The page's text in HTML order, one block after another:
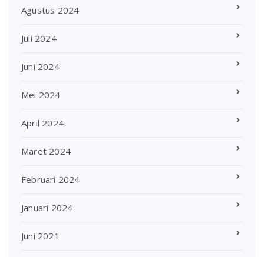
Agustus 2024
Juli 2024
Juni 2024
Mei 2024
April 2024
Maret 2024
Februari 2024
Januari 2024
Juni 2021